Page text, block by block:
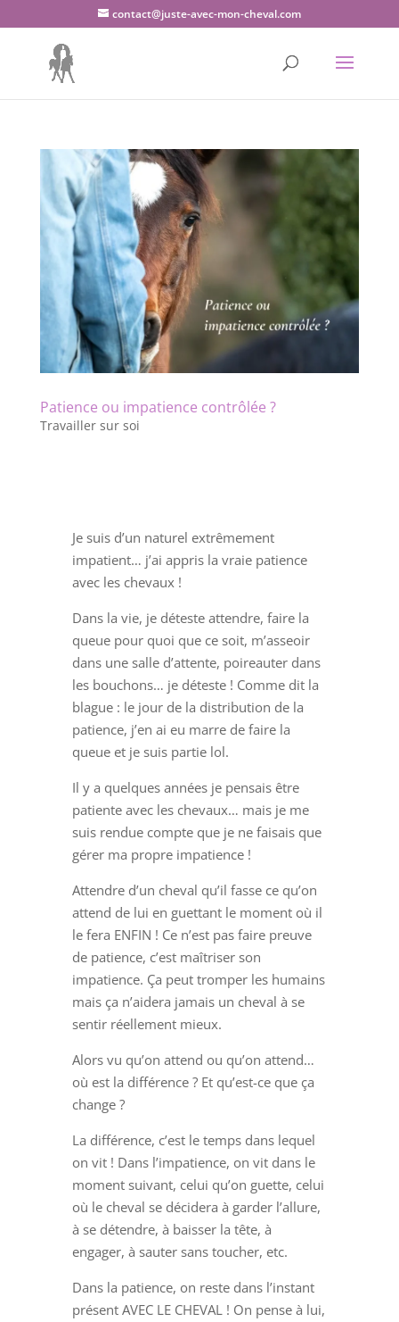
contact@juste-avec-mon-cheval.com
Patience ou impatience contrôlée ?
Travailler sur soi
Je suis d’un naturel extrêmement
impatient… j’ai appris la vraie patience
avec les chevaux !
Dans la vie, je déteste attendre, faire la
queue pour quoi que ce soit, m’asseoir
dans une salle d’attente, poireauter dans
les bouchons… je déteste ! Comme dit la
blague : le jour de la distribution de la
patience, j’en ai eu marre de faire la
queue et je suis partie lol.
Il y a quelques années je pensais être
patiente avec les chevaux… mais je me
suis rendue compte que je ne faisais que
gérer ma propre impatience !
Attendre d’un cheval qu’il fasse ce qu’on
attend de lui en guettant le moment où il
le fera ENFIN ! Ce n’est pas faire preuve
de patience, c’est maîtriser son
impatience. Ça peut tromper les humains
mais ça n’aidera jamais un cheval à se
sentir réellement mieux.
Alors vu qu’on attend ou qu’on attend…
où est la différence ? Et qu’est-ce que ça
change ?
La différence, c’est le temps dans lequel
on vit ! Dans l’impatience, on vit dans le
moment suivant, celui qu’on guette, celui
où le cheval se décidera à garder l’allure,
à se détendre, à baisser la tête, à
engager, à sauter sans toucher, etc.
Dans la patience, on reste dans l’instant
présent AVEC LE CHEVAL ! On pense à lui,